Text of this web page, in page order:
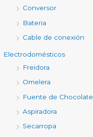
Conversor
Bateria
Cable de conexión
Electrodomésticos
Freidora
Omelera
Fuente de Chocolate
Aspiradora
Secarropa